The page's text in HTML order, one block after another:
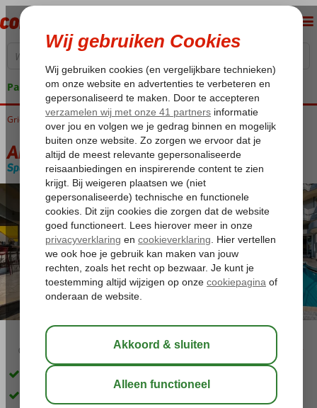
Pakketgarantie
Home
Griekenland Kos Kos-Stad Angela Appartementen
Angela Appartementen
Special category Logies -Appartement
03:45 aug 32°C
Op loopafstand van Kos-Stad
Kleinschalig appartementencomplex